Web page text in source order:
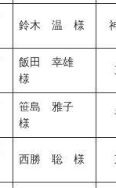
鈴木 温 様
飯田 幸雄
様
笹島 雅子
様
西勝 聡 様